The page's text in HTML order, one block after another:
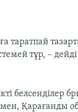
таратпай
тұр, –
белсенділер
Қарағанды